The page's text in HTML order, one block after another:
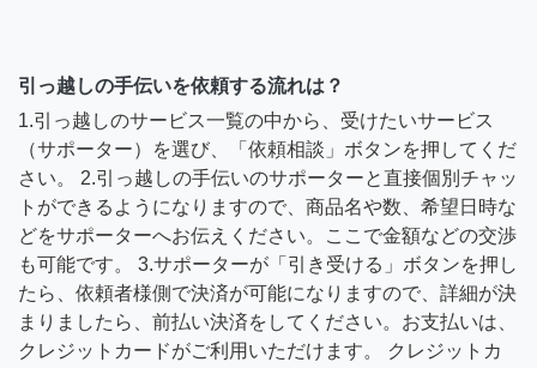
引っ越しの手伝いを依頼する流れは？
1.引っ越しのサービス一覧の中から、受けたいサービス
（サポーター）を選び、「依頼相談」ボタンを押してくだ
さい。 2.引っ越しの手伝いのサポーターと直接個別チャッ
トができるようになりますので、商品名や数、希望日時な
どをサポーターへお伝えください。ここで金額などの交渉
も可能です。 3.サポーターが「引き受ける」ボタンを押し
たら、依頼者様側で決済が可能になりますので、詳細が決
まりましたら、前払い決済をしてください。お支払いは、
クレジットカードがご利用いただけます。 クレジットカ